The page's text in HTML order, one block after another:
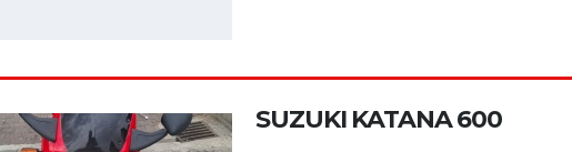
SUZUKI KATANA 600